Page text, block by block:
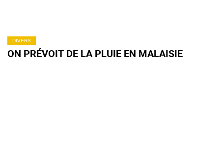
DIVERS
ON PRÉVOIT DE LA PLUIE EN MALAISIE